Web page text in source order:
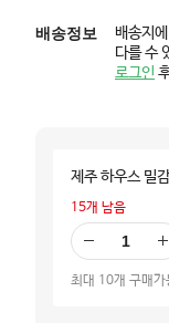
배송정보
배송지
다를 수
로그인
제주 하우스 밀
15개 남음
기
하
최대 10개 구매가